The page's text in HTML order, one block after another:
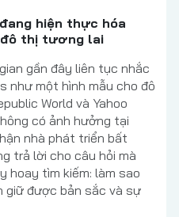
hiện thực hóa
thị tương lai
gần đây liên tục nhắc
như một hình mẫu cho đô
World và Yahoo
có ảnh hưởng tại
nhà phát triển bất
trả lời cho câu hỏi mà
hoay tìm kiếm: làm sao
giữ được bản sắc và sự